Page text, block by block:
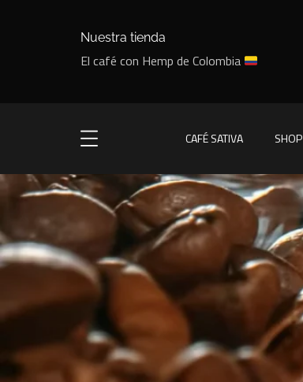
Nuestra tienda
El café con Hemp de Colombia
CAFÉ SATIVA SHOP